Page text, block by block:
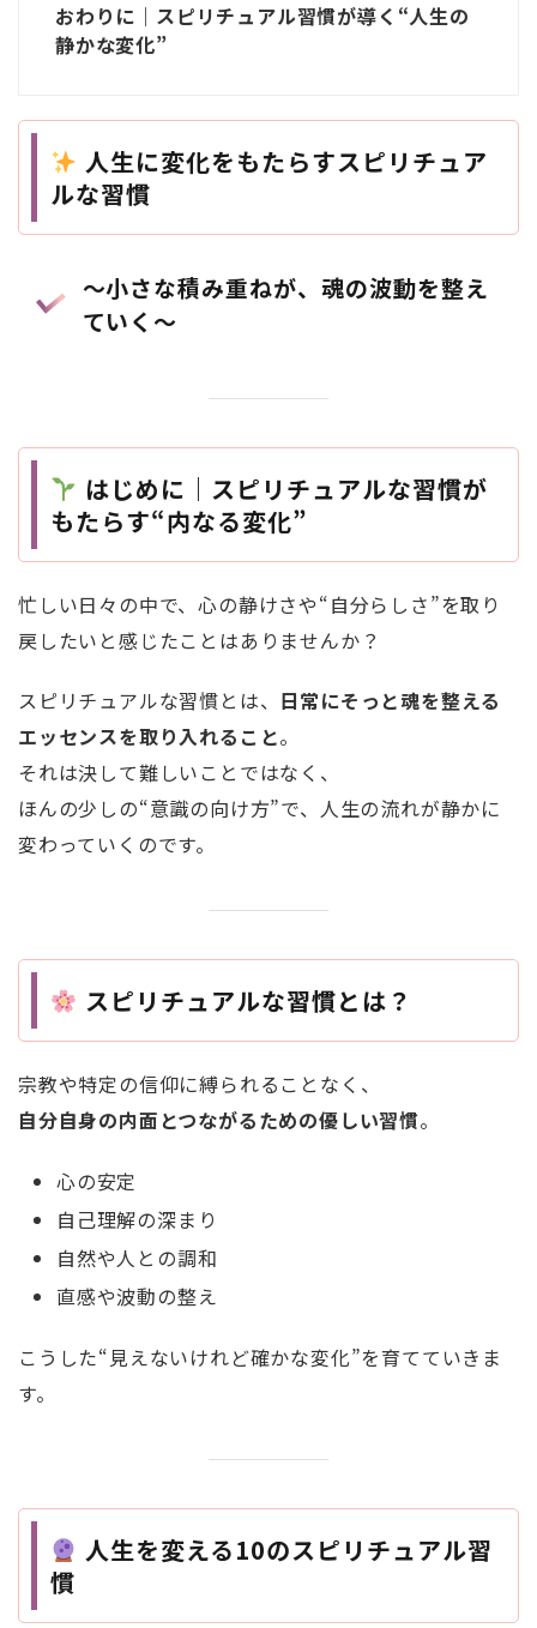
おわりに｜スピリチュアル習慣が導く“人生の
静かな変化”
人生に変化をもたらすスピリチュア
ルな習慣
〜小さな積み重ねが、魂の波動を整え
ていく〜
はじめに｜スピリチュアルな習慣が
もたらす“内なる変化”
忙しい日々の中で、心の静けさや“自分らしさ”を取り
戻したいと感じたことはありませんか？
スピリチュアルな習慣とは、 日常にそっと魂を整える
エッセンスを取り入れること。
それは決して難しいことではなく、
ほんの少しの“意識の向け方”で、人生の流れが静かに
変わっていくのです。
スピリチュアルな習慣とは？
宗教や特定の信仰に縛られることなく、
自分自身の内面とつながるための優しい習慣。
心の安定
自己理解の深まり
自然や人との調和
直感や波動の整え
こうした“見えないけれど確かな変化”を育てていきま
す。
人生を変える10のスピリチュアル習
慣